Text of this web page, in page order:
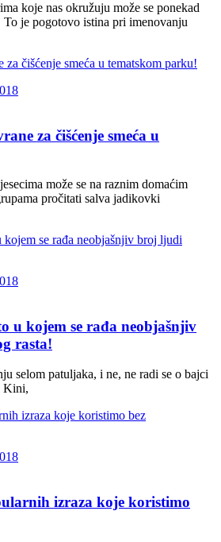
koje nas okružuju može se ponekad
je pogotovo istina pri imenovanju
za čišćenje smeća u
može se na raznim domaćim
pročitati salva jadikovki
u kojem se rađa neobjašnjiv
rasta!
selom patuljaka, i ne, ne radi se o bajci
Kini,
izraza koje koristimo